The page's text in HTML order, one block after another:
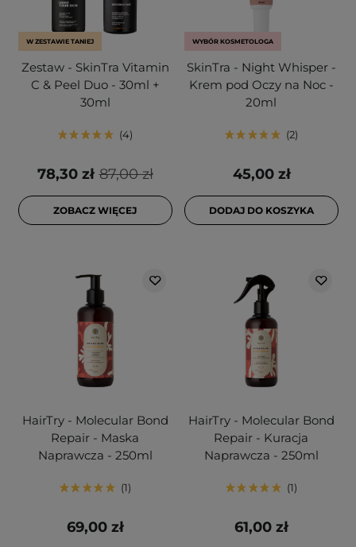
W ZESTAWIE TANIEJ
Zestaw - SkinTra Vitamin
C & Peel Duo - 30ml +
30ml
4
87,00 zł
78,30 zł
ZOBACZ WIĘCEJ
WYBÓR KOSMETOLOGA
SkinTra - Night Whisper -
Krem pod Oczy na Noc -
20ml
2
45,00 zł
DODAJ DO KOSZYKA
HairTry - Molecular Bond
Repair - Maska
Naprawcza - 250ml
1
69,00 zł
HairTry - Molecular Bond
Repair - Kuracja
Naprawcza - 250ml
1
61,00 zł